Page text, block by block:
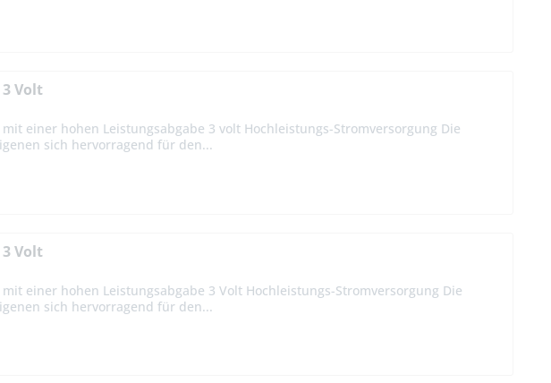
Volt
einer hohen Leistungsabgabe 3 volt Hochleistungs-Stromversorgung Die
sich hervorragend für den...
Volt
einer hohen Leistungsabgabe 3 Volt Hochleistungs-Stromversorgung Die
sich hervorragend für den...